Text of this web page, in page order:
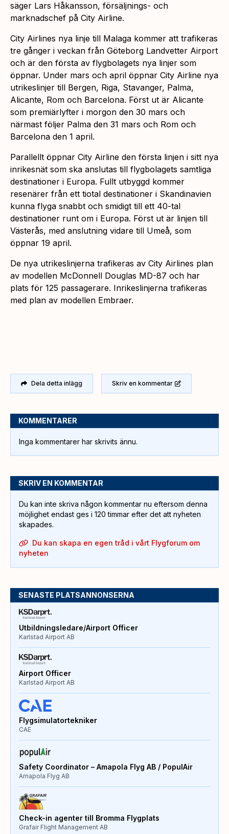
säger Lars Håkansson, försäljnings- och
marknadschef på City Airline.
City Airlines nya linje till Malaga kommer att trafikeras
tre gånger i veckan från Göteborg Landvetter Airport
och är den första av flygbolagets nya linjer som
öppnar. Under mars och april öppnar City Airline nya
utrikeslinjer till Bergen, Riga, Stavanger, Palma,
Alicante, Rom och Barcelona. Först ut är Alicante
som premiärlyfter i morgon den 30 mars och
närmast följer Palma den 31 mars och Rom och
Barcelona den 1 april.
Parallellt öppnar City Airline den första linjen i sitt nya
inrikesnät som ska anslutas till flygbolagets samtliga
destinationer i Europa. Fullt utbyggd kommer
resenärer från ett tiotal destinationer i Skandinavien
kunna flyga snabbt och smidigt till ett 40-tal
destinationer runt om i Europa. Först ut är linjen till
Västerås, med anslutning vidare till Umeå, som
öppnar 19 april.
De nya utrikeslinjerna trafikeras av City Airlines plan
av modellen McDonnell Douglas MD-87 och har
plats för 125 passagerare. Inrikeslinjerna trafikeras
med plan av modellen Embraer.
Dela detta inlägg Skriv en kommentar
KOMMENTARER
Inga kommentarer har skrivits ännu.
SKRIV EN KOMMENTAR
Du kan inte skriva någon kommentar nu eftersom denna
möjlighet endast ges i 120 timmar efter det att nyheten
skapades.
Du kan skapa en egen tråd i vårt Flygforum om
nyheten
SENASTE PLATSANNONSERNA
Utbildningsledare/Airport Officer
Karlstad Airport AB
Airport Officer
Karlstad Airport AB
Flygsimulatortekniker
CAE
Safety Coordinator – Amapola Flyg AB / PopulAir
Amapola Flyg AB
Check-in agenter till Bromma Flygplats
Grafair Flight Management AB